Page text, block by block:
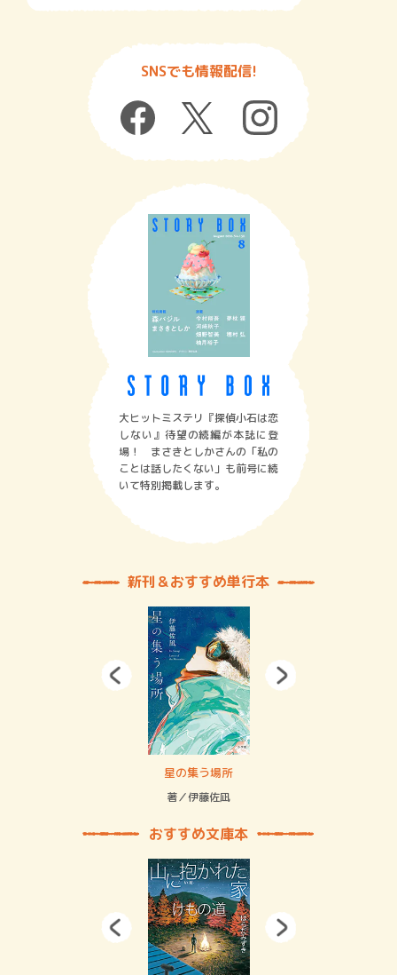
SNSでも情報配信!
大ヒットミステリ『探偵小石は恋
しない』待望の続編が本誌に登
場！ まさきとしかさんの「私の
ことは話したくない」も前号に続
いて特別掲載します。
新刊＆おすすめ単行本
星の集う場所
著／伊藤佐凪
おすすめ文庫本